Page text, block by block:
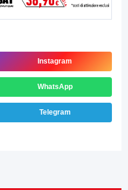
Instagram
WhatsApp
Telegram